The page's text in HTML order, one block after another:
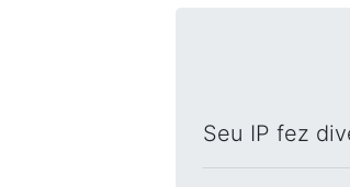
Seu IP fez